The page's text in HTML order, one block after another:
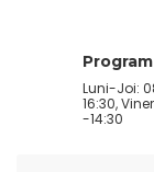
Program
Luni-Joi:
16:30,
-14:30